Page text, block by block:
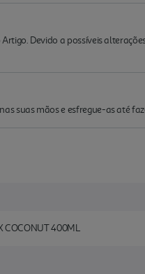
Devido a possíveis
suas mãos e esfregue-as até
COCONUT 400ML